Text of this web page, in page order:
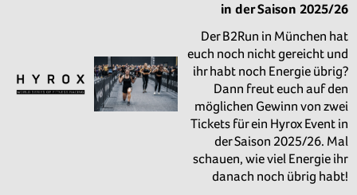
in der Saison 2025/26
Der B2Run in München hat
euch noch nicht gereicht und
ihr habt noch Energie übrig?
Dann freut euch auf den
möglichen Gewinn von zwei
Tickets für ein Hyrox Event in
der Saison 2025/26. Mal
schauen, wie viel Energie ihr
danach noch übrig habt!